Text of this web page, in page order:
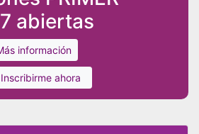
abiertas
información
Inscribirme ahora